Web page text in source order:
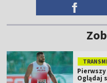
Oglądaj